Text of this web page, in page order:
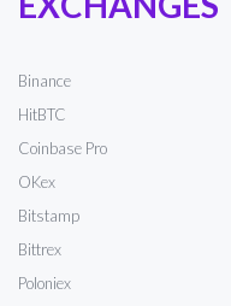
Binance
HitBTC
Coinbase Pro
OKex
Bitstamp
Bittrex
Poloniex